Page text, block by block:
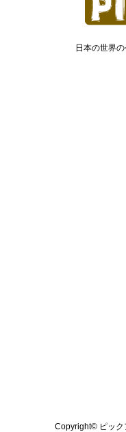
日本の世界
Copyright© ピック